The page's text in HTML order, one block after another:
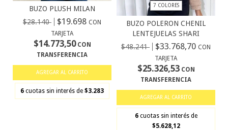
BUZO PLUSH MILAN
$28.140
$19.698 CON
TARJETA
$14.773,50CON
TRANSFERENCIA
AGREGAR AL CARRITO
6 cuotas sin interés de $3.283
7 COLORES
BUZO POLERON CHENIL
LENTEJUELAS SHARI
$48.241
$33.768,70 CON
TARJETA
$25.326,53CON
TRANSFERENCIA
AGREGAR AL CARRITO
6 cuotas sin interés de
$5.628,12